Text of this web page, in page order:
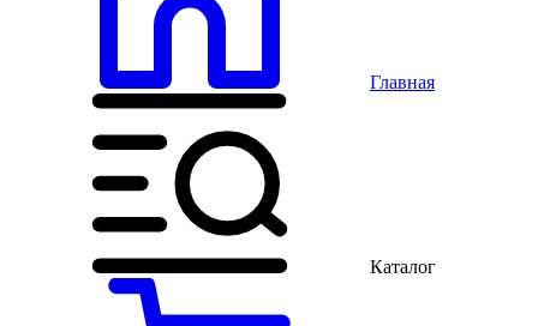
Главная
Каталог